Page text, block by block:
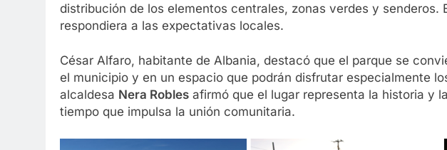
distribución de los elementos centrales, zonas verdes y senderos.
respondiera a las expectativas locales.
César Alfaro, habitante de Albania, destacó que el parque se
el municipio y en un espacio que podrán disfrutar especialmente
alcaldesa Nera Robles afirmó que el lugar representa la historia y
tiempo que impulsa la unión comunitaria.